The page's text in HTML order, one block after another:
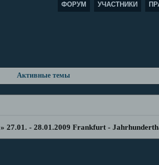
ФОРУМ УЧАСТНИКИ
Активные темы
»27.01. - 28.01.2009 Frankfurt -